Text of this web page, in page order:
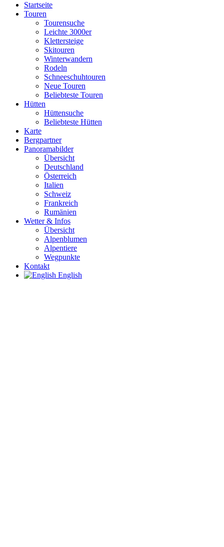
Startseite
Touren
Tourensuche
Leichte 3000er
Klettersteige
Skitouren
Winterwandern
Rodeln
Schneeschuhtouren
Neue Touren
Beliebteste Touren
Hütten
Hüttensuche
Beliebteste Hütten
Karte
Bergpartner
Panoramabilder
Übersicht
Deutschland
Österreich
Italien
Schweiz
Frankreich
Rumänien
Wetter & Infos
Übersicht
Alpenblumen
Alpentiere
Wegpunkte
Kontakt
English